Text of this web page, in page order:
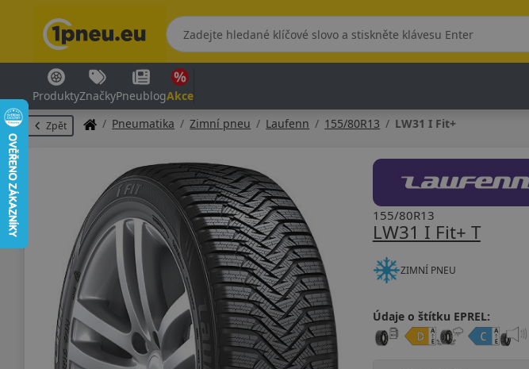
ProduktyZnačkyPneublogAkce
Zpět Pneumatika Zimní pneu Laufenn 155/80R13 LW31 I Fit+
LW31 I Fit+ T
155/80R13
ZIMNÍ PNEU
Údaje o štítku EPREL: